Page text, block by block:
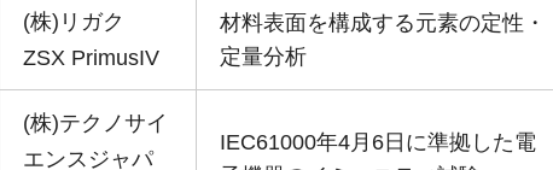
(株)リガク
ZSX PrimusIV
材料表面を構成する元素の定性・
定量分析
(株)テクノサイ
エンスジャパ
IEC61000年4月6日に準拠した電